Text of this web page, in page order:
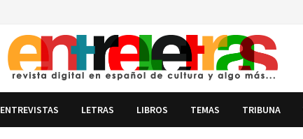
ENTREVISTAS LETRAS LIBROS TEMAS TRIBUNA